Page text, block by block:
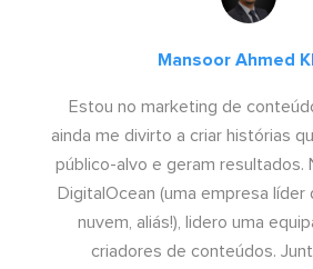
Mansoor Ahmed
Estou no marketing de
ainda me divirto a criar histórias
público-alvo e geram resultados.
DigitalOcean (uma empresa líder
nuvem, aliás!), lidero uma
criadores de conteúdos.